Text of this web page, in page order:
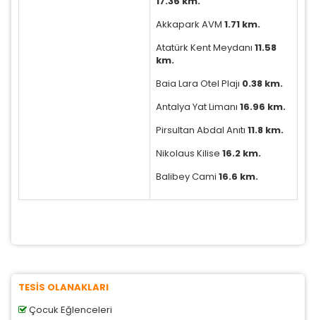
Akkapark AVM 1.71 km.
Atatürk Kent Meydanı 11.58
km.
Baia Lara Otel Plajı 0.38 km.
Antalya Yat Limanı 16.96 km.
Pirsultan Abdal Anıtı 11.8 km.
Nikolaus Kilise 16.2 km.
Balibey Cami 16.6 km.
TESİS OLANAKLARI
Çocuk Eğlenceleri